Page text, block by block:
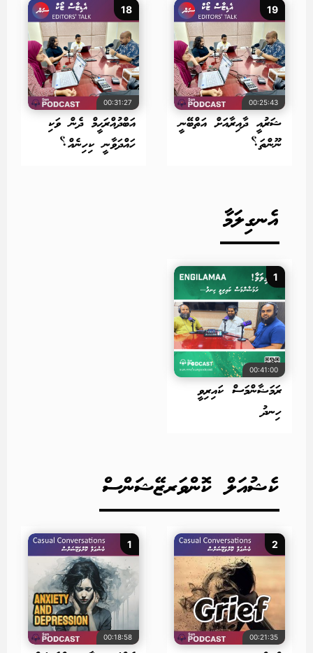
19
00:25:43
ޝަރުއީ ދާއިރާއަށް އަތްބޭނީ
ނޫންތަ؟
18
00:31:27
އަބްދުއްރަޙީމް ދެން ވަކި
ހައްދަވާނީ ކިހިނެއް؟
އެނގިލަމާ
1
00:41:00
ރަމަޟާންމަސް ކައިރިވީ
ހިނދު
ކެޝުއަލް ކޮންވަރޒޭޝަންސް
2
00:21:35
1
00:18:58